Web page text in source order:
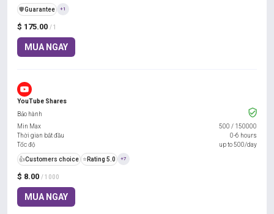
$ 175.00 / 1
MUA NGAY
️🛡️Guarantee +1
YouTube Shares
$ 8.00 / 1000
MUA NGAY
Bảo hành
Min Max
500 / 150000
Thời gian bắt đầu
0-6 hours
Tốc độ
up to 500/day
👍Customers choice ⭐ Rating 5.0 +7